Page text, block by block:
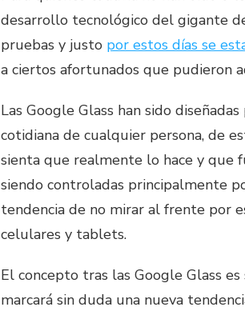
desarrollo tecnológico del gigante
pruebas y justo por estos días se
a ciertos afortunados que pudieron
Las Google Glass han sido
cotidiana de cualquier persona, de
sienta que realmente lo hace y que
siendo controladas principalmente
tendencia de no mirar al frente por
celulares y tablets.
El concepto tras las Google Glass
marcará sin duda una nueva